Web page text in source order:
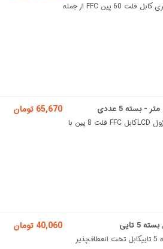
کابل فلت 60 پین FFC دارای استاندارد 0.5 میلی متری کابل فلت 60 پین FFC از جمله
65,670 تومان
کابل فلت 8 پین 0.5 میلی متری مخصوص برد و ماژول LCDکابل FFC فلت 8 پین با
40,060 تومان
کابل فلت 9 پین FFC استاندارد 0.5 میلی متری بسته 5 تاییکابل تخت انعطاف‌پذیر